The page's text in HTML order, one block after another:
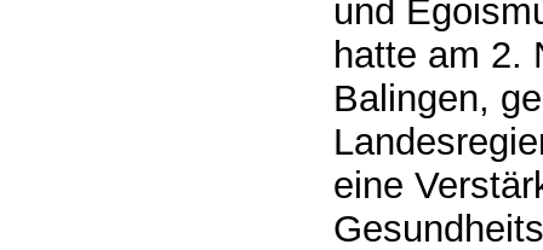
und
hatte am 2.
Balingen,
eine